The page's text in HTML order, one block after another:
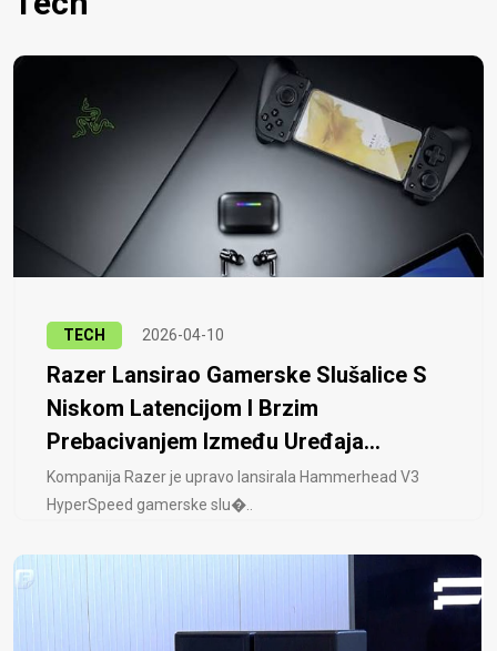
TECH 2026-04-10
Razer Lansirao Gamerske Slušalice S
Niskom Latencijom I Brzim
Prebacivanjem Između Uređaja...
Kompanija Razer je upravo lansirala Hammerhead V3
HyperSpeed ​​gamerske slu�..